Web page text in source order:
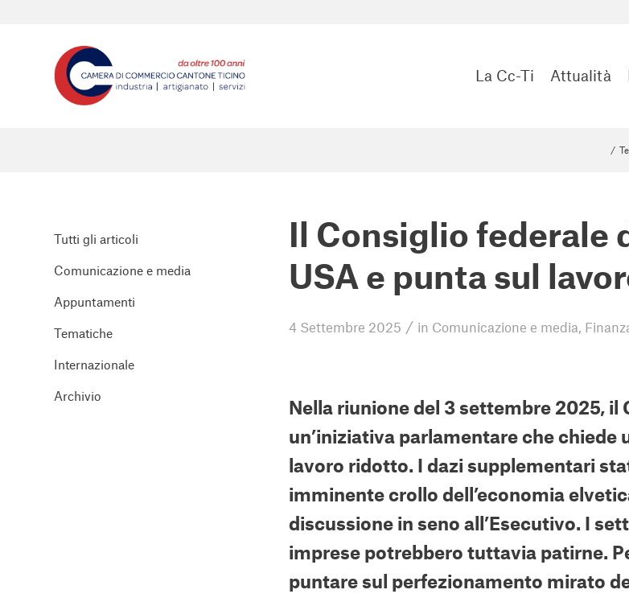
La Cc-Ti Attualità
/
Il Consiglio federale
USA e punta sul
4 Settembre 2025 / in Comunicazione e media,
Nella riunione del 3 settembre 2025,
un’iniziativa parlamentare che chiede
lavoro ridotto. I dazi supplementari
imminente crollo dell’economia
discussione in seno all’Esecutivo. I
imprese potrebbero tuttavia patirne.
puntare sul perfezionamento mirato
Tutti gli articoli
Comunicazione e media
Appuntamenti
Tematiche
Internazionale
Archivio